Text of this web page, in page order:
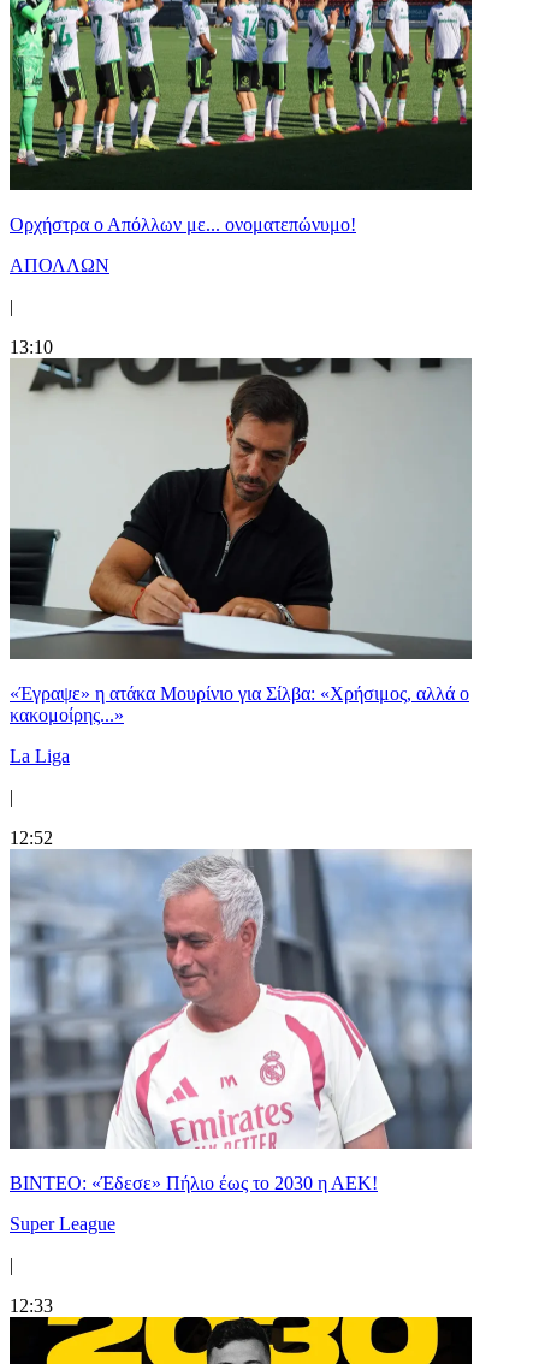
Ορχήστρα o Aπόλλων με... ονοματεπώνυμο!
ΑΠΟΛΛΩΝ
|
13:10
«Έγραψε» η ατάκα Μουρίνιο για Σίλβα: «Χρήσιμος, αλλά ο
κακομοίρης...»
La Liga
|
12:52
ΒΙΝΤΕΟ: «Έδεσε» Πήλιο έως το 2030 η ΑΕΚ!
Super League
|
12:33